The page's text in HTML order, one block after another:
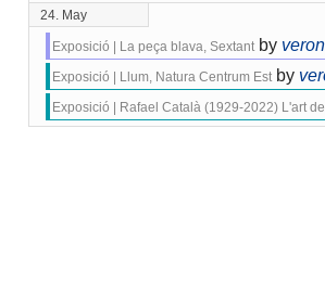
24. May
Exposició | La peça blava, Sextant by
Exposició | Llum, Natura Centrum Est by
Exposició | Rafael Català (1929-2022) L'art